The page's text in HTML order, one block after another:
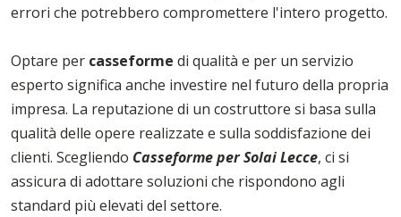
errori che potrebbero compromettere l'intero progetto.
Optare per casseforme di qualità e per un servizio
esperto significa anche investire nel futuro della propria
impresa. La reputazione di un costruttore si basa sulla
qualità delle opere realizzate e sulla soddisfazione dei
clienti. Scegliendo Casseforme per Solai Lecce, ci si
assicura di adottare soluzioni che rispondono agli
standard più elevati del settore.